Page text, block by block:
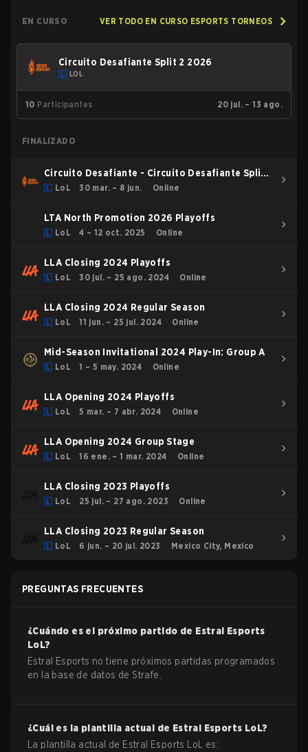
EN CURSO VER TODO EN CURSO ESPORTS TORNEOS
Circuito Desafiante Split 2 2026
LOL
10 Participantes 20 jul. – 13 ago.
FINALIZADO
Circuito Desafiante - Circuito Desafiante Split 1
2026
LoL 30 mar. – 8 jun. Online
LTA North Promotion 2026 Playoffs
LoL 4 – 12 oct. 2025 Online
LLA Closing 2024 Playoffs
LoL 30 jul. – 25 ago. 2024 Online
LLA Closing 2024 Regular Season
LoL 11 jun. – 25 jul. 2024 Online
Mid-Season Invitational 2024 Play-In: Group A
LoL 1 – 5 may. 2024 Online
LLA Opening 2024 Playoffs
LoL 5 mar. – 7 abr. 2024 Online
LLA Opening 2024 Group Stage
LoL 16 ene. – 1 mar. 2024 Online
LLA Closing 2023 Playoffs
LoL 25 jul. – 27 ago. 2023 Online
LLA Closing 2023 Regular Season
LoL 6 jun. – 20 jul. 2023 Mexico City, Mexico
PREGUNTAS FRECUENTES
¿Cuándo es el próximo partido de Estral Esports
LoL?
Estral Esports no tiene próximos partidas programados
en la base de datos de Strafe.
¿Cuál es la plantilla actual de Estral Esports LoL?
La plantilla actual de Estral Esports LoL es: